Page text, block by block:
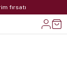
fırsatı